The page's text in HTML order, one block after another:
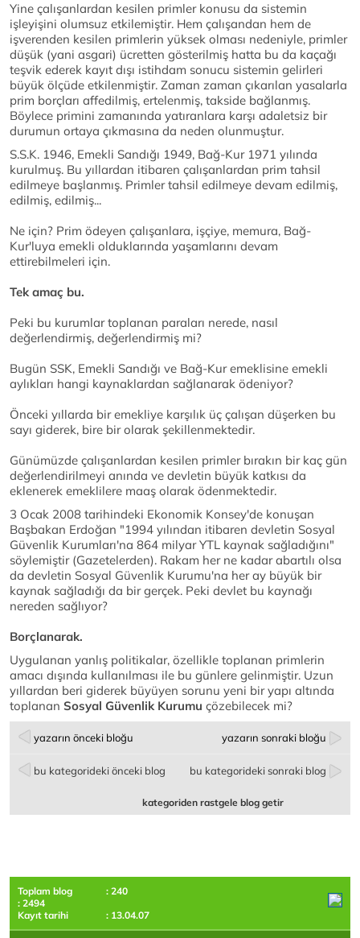
Yine çalışanlardan kesilen primler konusu da sistemin
işleyişini olumsuz etkilemiştir. Hem çalışandan hem de
işverenden kesilen primlerin yüksek olması nedeniyle, primler
düşük (yani asgari) ücretten gösterilmiş hatta bu da kaçağı
teşvik ederek kayıt dışı istihdam sonucu sistemin gelirleri
büyük ölçüde etkilenmiştir. Zaman zaman çıkarılan yasalarla
prim borçları affedilmiş, ertelenmiş, takside bağlanmış.
Böylece primini zamanında yatıranlara karşı adaletsiz bir
durumun ortaya çıkmasına da neden olunmuştur.
S.S.K. 1946, Emekli Sandığı 1949, Bağ-Kur 1971 yılında
kurulmuş. Bu yıllardan itibaren çalışanlardan prim tahsil
edilmeye başlanmış. Primler tahsil edilmeye devam edilmiş,
edilmiş, edilmiş...
Ne için? Prim ödeyen çalışanlara, işçiye, memura, Bağ-
Kur'luya emekli olduklarında yaşamlarını devam
ettirebilmeleri için.
Tek amaç bu.
Peki bu kurumlar toplanan paraları nerede, nasıl
değerlendirmiş, değerlendirmiş mi?
Bugün SSK, Emekli Sandığı ve Bağ-Kur emeklisine emekli
aylıkları hangi kaynaklardan sağlanarak ödeniyor?
Önceki yıllarda bir emekliye karşılık üç çalışan düşerken bu
sayı giderek, bire bir olarak şekillenmektedir.
Günümüzde çalışanlardan kesilen primler bırakın bir kaç gün
değerlendirilmeyi anında ve devletin büyük katkısı da
eklenerek emeklilere maaş olarak ödenmektedir.
3 Ocak 2008 tarihindeki Ekonomik Konsey'de konuşan
Başbakan Erdoğan "1994 yılından itibaren devletin Sosyal
Güvenlik Kurumları'na 864 milyar YTL kaynak sağladığını"
söylemiştir (Gazetelerden). Rakam her ne kadar abartılı olsa
da devletin Sosyal Güvenlik Kurumu'na her ay büyük bir
kaynak sağladığı da bir gerçek. Peki devlet bu kaynağı
nereden sağlıyor?
Borçlanarak.
Uygulanan yanlış politikalar, özellikle toplanan primlerin
amacı dışında kullanılması ile bu günlere gelinmiştir. Uzun
yıllardan beri giderek büyüyen sorunu yeni bir yapı altında
toplanan Sosyal Güvenlik Kurumu çözebilecek mi?
yazarın önceki bloğu yazarın sonraki bloğu
bu kategorideki önceki blog bu kategorideki sonraki blog
kategoriden rastgele blog getir
Toplam blog
: 240
: 2494
Kayıt tarihi
: 13.04.07